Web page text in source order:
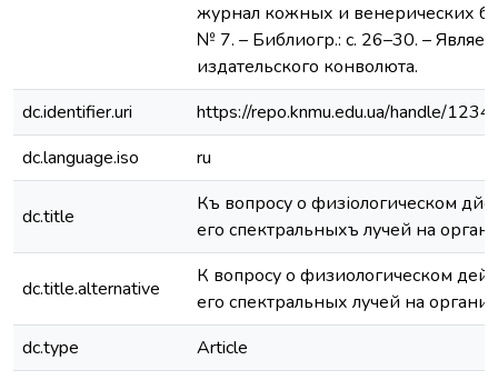
журнал кожных и венерических
№ 7. – Библиогр.: с. 26–30. –
издательского конволюта.
dc.identifier.uri
https://repo.knmu.edu.ua/handle/
dc.language.iso
ru
dc.title
Къ вопросу о физіологическом
его спектральныхъ лучей на
dc.title.alternative
К вопросу о физиологическом
его спектральных лучей на
dc.type
Article